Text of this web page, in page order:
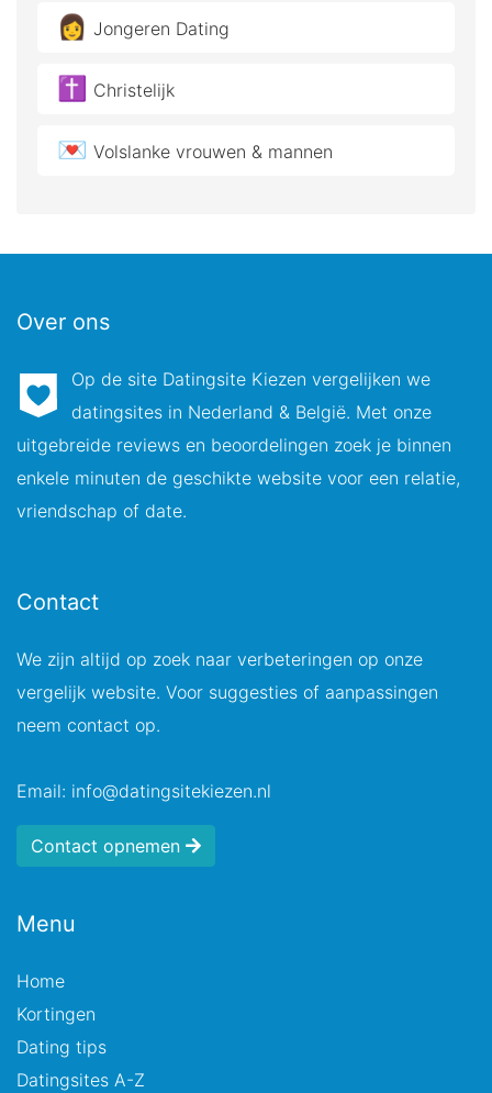
👩 Jongeren Dating
✝️ Christelijk
💌 Volslanke vrouwen & mannen
Over ons
Op de site Datingsite Kiezen vergelijken we
datingsites in Nederland & België. Met onze
uitgebreide reviews en beoordelingen zoek je binnen
enkele minuten de geschikte website voor een relatie,
vriendschap of date.
Contact
We zijn altijd op zoek naar verbeteringen op onze
vergelijk website. Voor suggesties of aanpassingen
neem contact op.
Email: info@datingsitekiezen.nl
Contact opnemen
Menu
Home
Kortingen
Dating tips
Datingsites A-Z